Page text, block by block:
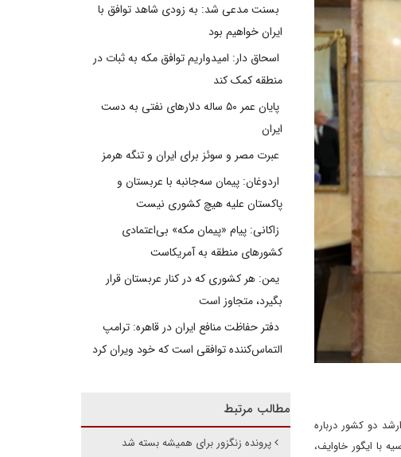
دو کشور‌ درباره
با ایگور خاوایف،
بسنت مدعی شد: به زودی شاهد توافق با
ایران خواهیم بود
اسحاق دار: امیدواریم توافق مکه به ثبات در
منطقه کمک کند
پایان عمر ۵۰ ساله دلارهای نفتی به دست
ایران
عبرت مصر و سوئز برای ایران و تنگه هرمز
اردوغان: پیمان سه‌جانبه با عربستان و
پاکستان علیه هیچ کشوری نیست
زاکانی: پیام «پیمان مکه» بی‌اعتمادی
کشورهای منطقه به آمریکاست
یمن: هر کشوری که در کنار عربستان قرار
بگیرد، متجاوز است
دفتر حفاظت منافع ایران در قاهره: ترامپ
التماس‌کننده توافقی است که خود ویران کرد
مطالب مرتبط
پرونده زنگزور برای همیشه بسته شد